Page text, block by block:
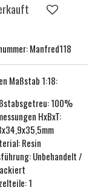
Manfred118
Maßstab 1:18:
100%
HxBxT:
Resin
Unbehandelt /
1